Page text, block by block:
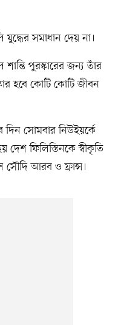
সমাধান দেয় না।
পুরস্কারের জন্য তাঁর
হবে কোটি কোটি জীবন
সোমবার নিউইয়র্কে
ফিলিস্তিনকে স্বীকৃতি
সৌদি আরব ও ফ্রান্স।